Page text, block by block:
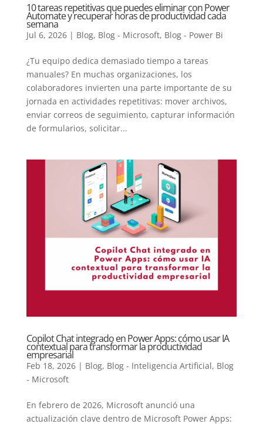
10 tareas repetitivas que puedes eliminar con Power
Automate y recuperar horas de productividad cada
semana
Jul 6, 2026| Blog, Blog - Microsoft, Blog - Power Bi
¿Tu equipo dedica demasiado tiempo a tareas
manuales? En muchas organizaciones, los
colaboradores invierten una parte importante de su
jornada en actividades repetitivas: mover archivos,
enviar correos de seguimiento, capturar información
de formularios, solicitar...
Copilot Chat integrado en Power Apps: cómo usar IA
contextual para transformar la productividad
empresarial
Feb 18, 2026| Blog, Blog - Inteligencia Artificial, Blog
- Microsoft
En febrero de 2026, Microsoft anunció una
actualización clave dentro de Microsoft Power Apps: